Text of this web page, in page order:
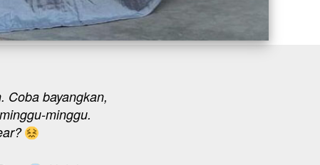
Coba bayangkan,
minggu.